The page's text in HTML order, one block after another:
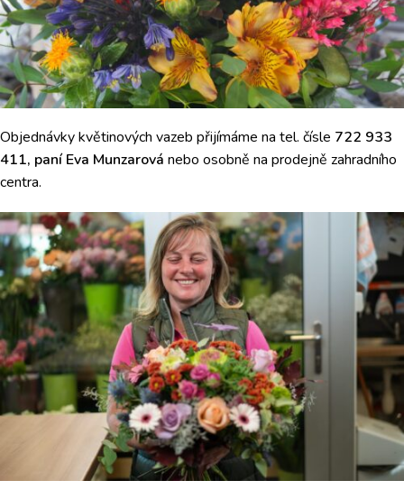
Objednávky květinových vazeb přijímáme na tel. čísle 722 933
411, paní Eva Munzarová nebo osobně na prodejně zahradního
centra.